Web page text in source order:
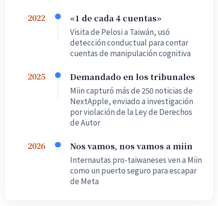
2022 «1 de cada 4 cuentas»
Visita de Pelosi a Taiwán, usó
detección conductual para contar
cuentas de manipulación cognitiva
2025 Demandado en los tribunales
Miin capturó más de 250 noticias de
NextApple, enviado a investigación
por violación de la Ley de Derechos
de Autor
2026 Nos vamos, nos vamos a miin
Internautas pro-taiwaneses ven a Miin
como un puerto seguro para escapar
de Meta